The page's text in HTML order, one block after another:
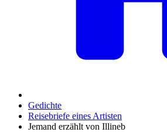
Gedichte
Reisebriefe eines Artisten
Jemand erzählt von Illineb